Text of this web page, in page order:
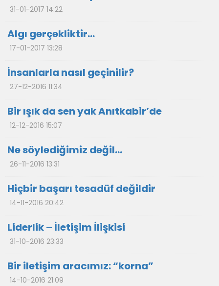
31-01-2017 14:22
Algı gerçekliktir…
17-01-2017 13:28
İnsanlarla nasıl geçinilir?
27-12-2016 11:34
Bir ışık da sen yak Anıtkabir’de
12-12-2016 15:07
Ne söylediğimiz değil…
26-11-2016 13:31
Hiçbir başarı tesadüf değildir
14-11-2016 20:42
Liderlik – İletişim İlişkisi
31-10-2016 23:33
Bir iletişim aracımız: “korna”
14-10-2016 21:09